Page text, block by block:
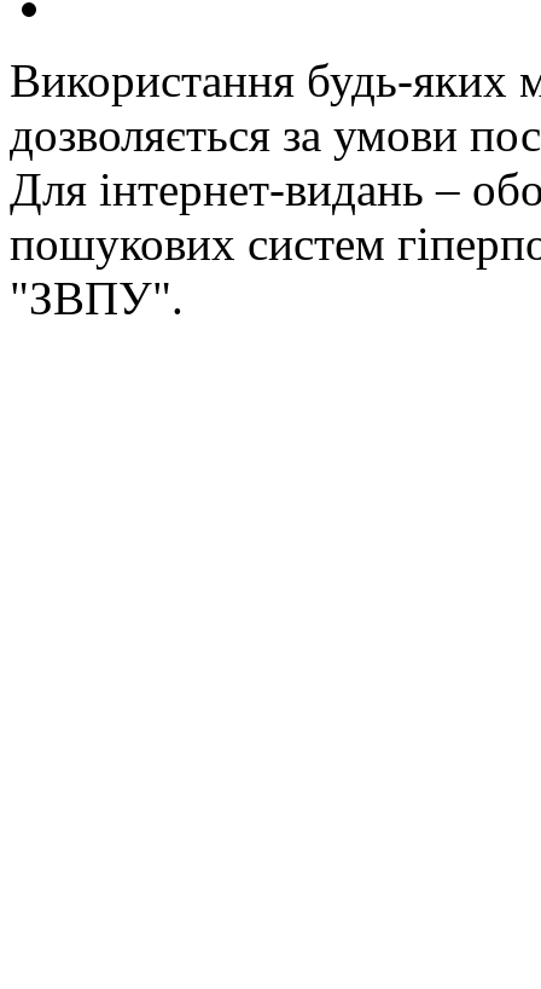
Використання будь-яких
дозволяється за умови
Для інтернет-видань –
пошукових систем
"ЗВПУ".